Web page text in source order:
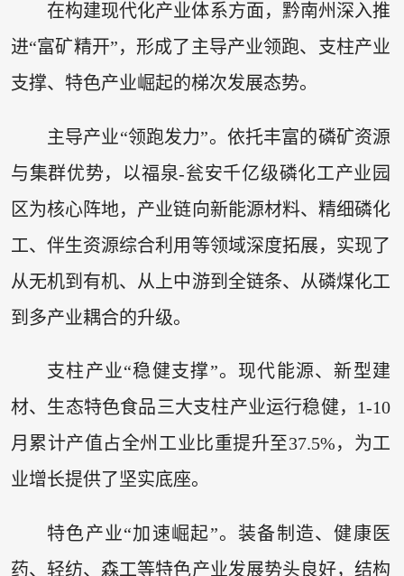
在构建现代化产业体系方面，黔南州深入推
进“富矿精开”，形成了主导产业领跑、支柱产业
支撑、特色产业崛起的梯次发展态势。
主导产业“领跑发力”。依托丰富的磷矿资源
与集群优势，以福泉-瓮安千亿级磷化工产业园
区为核心阵地，产业链向新能源材料、精细磷化
工、伴生资源综合利用等领域深度拓展，实现了
从无机到有机、从上中游到全链条、从磷煤化工
到多产业耦合的升级。
支柱产业“稳健支撑”。现代能源、新型建
材、生态特色食品三大支柱产业运行稳健，1-10
月累计产值占全州工业比重提升至37.5%，为工
业增长提供了坚实底座。
特色产业“加速崛起”。装备制造、健康医
药、轻纺、森工等特色产业发展势头良好，结构